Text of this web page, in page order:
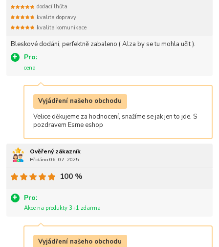
Bleskové dodání, perfektně zabaleno ( Alza by se tu mohla učit ).
Pro:
cena
dodací lhůta
kvalita dopravy
kvalita komunikace
Vyjádření našeho obchodu
Velice děkujeme za hodnocení, snažíme se jak jen to jde. S
pozdravem Esme eshop
Ověřený zákazník
Přidáno 06. 07. 2025
Pro:
Akce na produkty 3+1 zdarma
100 %
Vyjádření našeho obchodu